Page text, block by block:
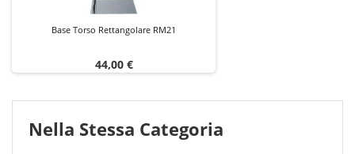
Base Torso Rettangolare RM21
Prezzo
44,00 €
Nella Stessa Categoria